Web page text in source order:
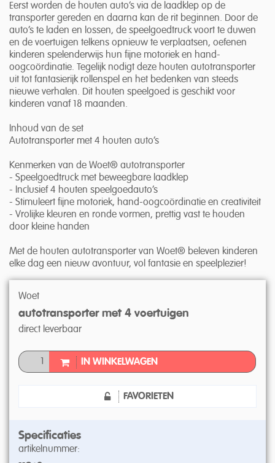
Eerst worden de houten auto’s via de laadklep op de
transporter gereden en daarna kan de rit beginnen. Door de
auto’s te laden en lossen, de speelgoedtruck voort te duwen
en de voertuigen telkens opnieuw te verplaatsen, oefenen
kinderen spelenderwijs hun fijne motoriek en hand-
oogcoördinatie. Tegelijk nodigt deze houten autotransporter
uit tot fantasierijk rollenspel en het bedenken van steeds
nieuwe verhalen. Dit houten speelgoed is geschikt voor
kinderen vanaf 18 maanden.
Inhoud van de set
Autotransporter met 4 houten auto’s
Kenmerken van de Woet® autotransporter
- Speelgoedtruck met beweegbare laadklep
- Inclusief 4 houten speelgoedauto’s
- Stimuleert fijne motoriek, hand-oogcoördinatie en creativiteit
- Vrolijke kleuren en ronde vormen, prettig vast te houden
door kleine handen
Met de houten autotransporter van Woet® beleven kinderen
elke dag een nieuw avontuur, vol fantasie en speelplezier!
Woet
autotransporter met 4 voertuigen
direct leverbaar
IN WINKELWAGEN
FAVORIETEN
Specificaties
artikelnummer: